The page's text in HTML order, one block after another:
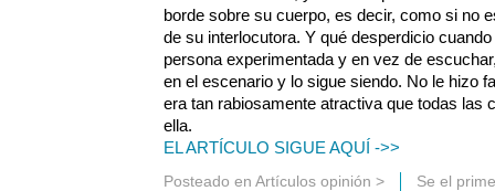
borde sobre su cuerpo, es decir, como si no
de su interlocutora. Y qué desperdicio
persona experimentada y en vez de
en el escenario y lo sigue siendo. No le hizo
era tan rabiosamente atractiva que todas las
ella.
EL ARTÍCULO SIGUE AQUÍ ->>
Posteado en Artículos opinión > Se el